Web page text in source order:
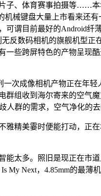
、体育赛事拍摄等……本
械键盘大量上市看来还
谓目前最好的Android纤
数码相机的旗舰机型正
些跨屏特色的产物呈现
次成像相机产物正在年轻
组收到海尔寄来的空气
群的需求，空气净化的去
精美霎时便能打动，正
多。照旧是现正在市道
Next，4.85mm的最薄